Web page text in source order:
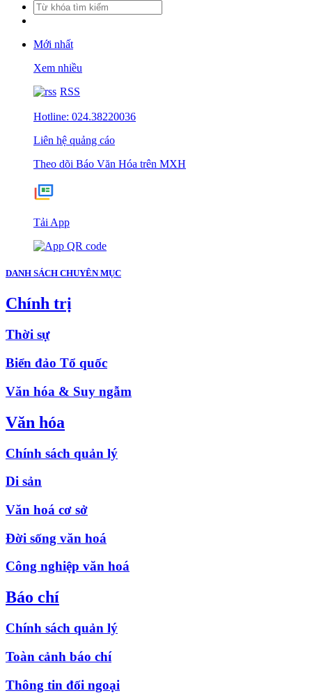
Mới nhất
Xem nhiều
RSS
Hotline: 024.38220036
Liên hệ quảng cáo
Theo dõi Báo Văn Hóa trên MXH
Tải App
DANH SÁCH CHUYÊN MỤC
Chính trị
Thời sự
Biển đảo Tổ quốc
Văn hóa & Suy ngẫm
Văn hóa
Chính sách quản lý
Di sản
Văn hoá cơ sở
Đời sống văn hoá
Công nghiệp văn hoá
Báo chí
Chính sách quản lý
Toàn cảnh báo chí
Thông tin đối ngoại